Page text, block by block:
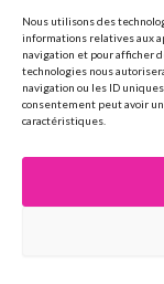
Nous utilisons des
informations relatives aux
navigation et pour afficher
technologies nous
navigation ou les ID
consentement peut avoir
caractéristiques.
Nos
Copyright